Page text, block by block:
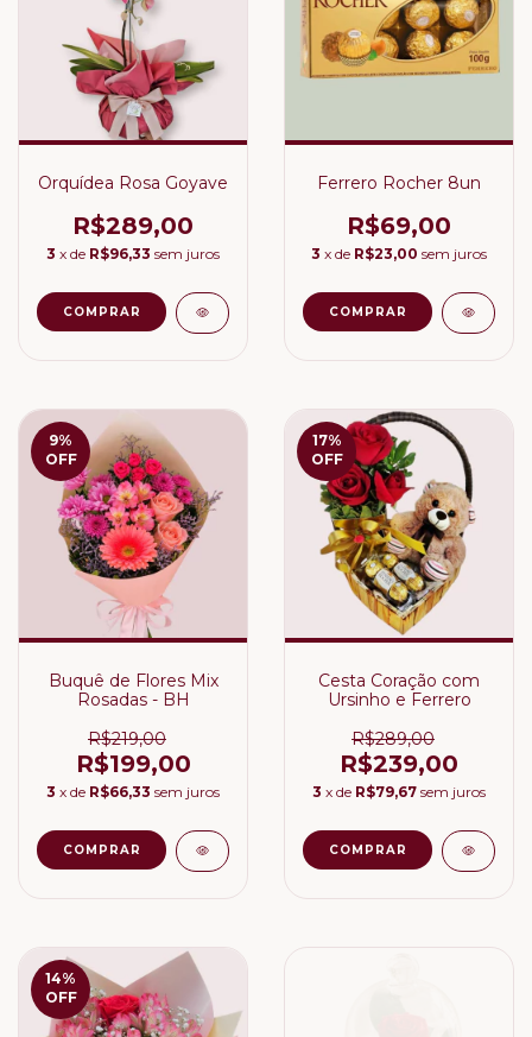
Orquídea Rosa Goyave
R$289,00
3 x de R$96,33 sem juros
Ferrero Rocher 8un
R$69,00
3 x de R$23,00 sem juros
9%
OFF
Buquê de Flores Mix
Rosadas - BH
R$219,00
R$199,00
3 x de R$66,33 sem juros
17%
OFF
Cesta Coração com
Ursinho e Ferrero
R$289,00
R$239,00
3 x de R$79,67 sem juros
14%
OFF